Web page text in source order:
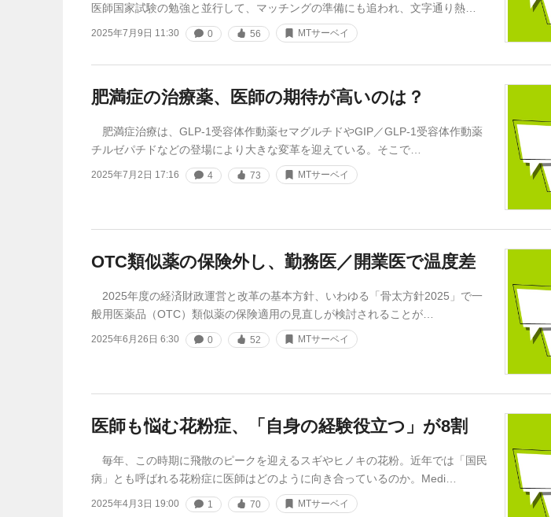
医師国家試験の勉強と並行して、マッチングの準備にも追われ、文字通り熱…
2025年7月9日 11:30 0 56 MTサーベイ
肥満症の治療薬、医師の期待が高いのは？
肥満症治療は、GLP-1受容体作動薬セマグルチドやGIP／GLP-1受容体作動薬
チルゼパチドなどの登場により大きな変革を迎えている。そこで…
2025年7月2日 17:16 4 73 MTサーベイ
OTC類似薬の保険外し、勤務医／開業医で温度差
2025年度の経済財政運営と改革の基本方針、いわゆる「骨太方針2025」で一
般用医薬品（OTC）類似薬の保険適用の見直しが検討されることが…
2025年6月26日 6:30 0 52 MTサーベイ
医師も悩む花粉症、「自身の経験役立つ」が8割
毎年、この時期に飛散のピークを迎えるスギやヒノキの花粉。近年では「国民
病」とも呼ばれる花粉症に医師はどのように向き合っているのか。Medi…
2025年4月3日 19:00 1 70 MTサーベイ